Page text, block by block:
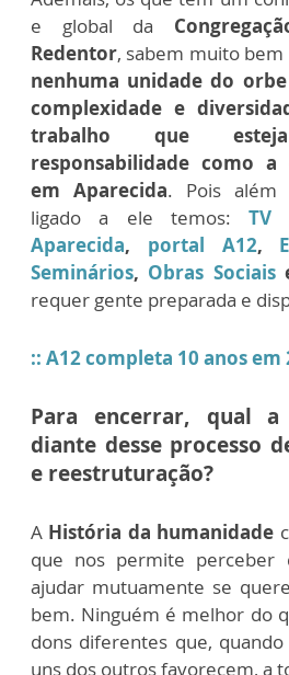
e global da
Redentor, sabem muito bem
nenhuma unidade do
complexidade e
trabalho que
responsabilidade como
em Aparecida. Pois além
ligado a ele temos:TV
Aparecida, portal A12,
Seminários, Obras Sociais
requer gente preparada e
:: A12 completa 10 anos em
Para encerrar, qual a
diante desse processo
e reestruturação?
A História da humanidade
que nos permite perceber
ajudar mutuamente se
bem. Ninguém é melhor do
dons diferentes que,
uns dos outros favorecem, a